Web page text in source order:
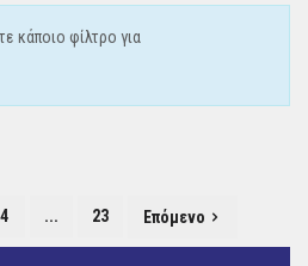
κάποιο φίλτρο για
4 ... 23 Επόμενο